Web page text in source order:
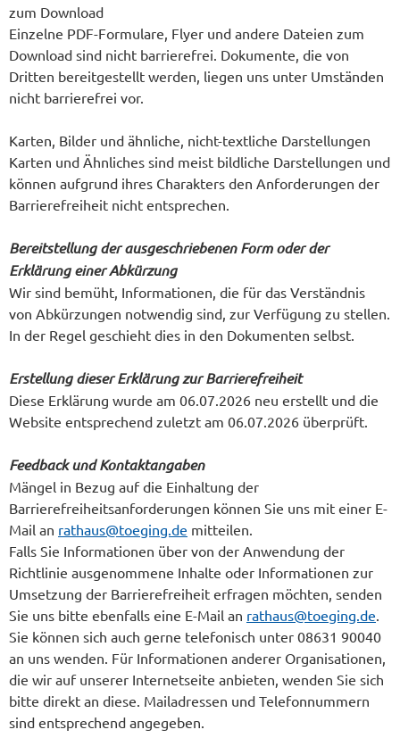
zum Download
Einzelne PDF-Formulare, Flyer und andere Dateien zum
Download sind nicht barrierefrei. Dokumente, die von
Dritten bereitgestellt werden, liegen uns unter Umständen
nicht barrierefrei vor.
Karten, Bilder und ähnliche, nicht-textliche Darstellungen
Karten und Ähnliches sind meist bildliche Darstellungen und
können aufgrund ihres Charakters den Anforderungen der
Barrierefreiheit nicht entsprechen.
Bereitstellung der ausgeschriebenen Form oder der
Erklärung einer Abkürzung
Wir sind bemüht, Informationen, die für das Verständnis
von Abkürzungen notwendig sind, zur Verfügung zu stellen.
In der Regel geschieht dies in den Dokumenten selbst.
Erstellung dieser Erklärung zur Barrierefreiheit
Diese Erklärung wurde am 06.07.2026 neu erstellt und die
Website entsprechend zuletzt am 06.07.2026 überprüft.
Feedback und Kontaktangaben
Mängel in Bezug auf die Einhaltung der
Barrierefreiheitsanforderungen können Sie uns mit einer E-
Mail an rathaus@toeging.de mitteilen.
Falls Sie Informationen über von der Anwendung der
Richtlinie ausgenommene Inhalte oder Informationen zur
Umsetzung der Barrierefreiheit erfragen möchten, senden
Sie uns bitte ebenfalls eine E-Mail an rathaus@toeging.de.
Sie können sich auch gerne telefonisch unter 08631 90040
an uns wenden. Für Informationen anderer Organisationen,
die wir auf unserer Internetseite anbieten, wenden Sie sich
bitte direkt an diese. Mailadressen und Telefonnummern
sind entsprechend angegeben.